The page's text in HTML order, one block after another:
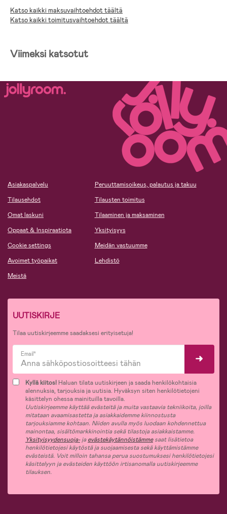
Katso kaikki maksuvaihtoehdot täältä
Katso kaikki toimitusvaihtoehdot täältä
Viimeksi katsotut
Asiakaspalvelu
Tilausehdot
Omat laskuni
Oppaat & Inspiraatiota
Cookie settings
Avoimet työpaikat
Meistä
Peruuttamisoikeus, palautus ja takuu
Tilausten toimitus
Tilaaminen ja maksaminen
Yksityisyys
Meidän vastuumme
Lehdistö
UUTISKIRJE
Tilaa uutiskirjeemme saadaksesi erityisetuja!
Email*
Kyllä kiitos! Haluan tilata uutiskirjeen ja saada henkilökohtaisia
alennuksia, tarjouksia ja uutisia. Hyväksyn siten henkilötietojeni
käsittelyn ohessa mainituilla tavoilla.
Uutiskirjeemme käyttää evästeitä ja muita vastaavia tekniikoita, joilla
mitataan avaamisastetta ja asiakkaidemme kiinnostusta
tarjouksiamme kohtaan. Niiden avulla myös luodaan kohdennettua
mainontaa, sisältömarkkinointia sekä tilastoja asiakkaistamme.
Yksityisyydensuoja-jaevästekäytännöistämmesaat lisätietoa
henkilötietojesi käytöstä ja suojaamisesta sekä käyttämistämme
evästeistä. Voit milloin tahansa perua suostumuksesi henkilötietojesi
käsittelyyn ja evästeiden käyttöön irtisanomalla uutiskirjeemme
tilauksen.